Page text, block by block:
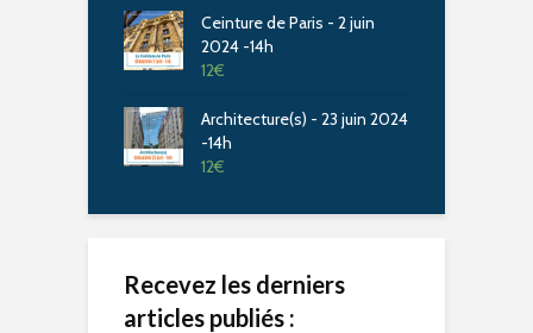
Ceinture de Paris - 2 juin
2024 -14h
12€
Architecture(s) - 23 juin 2024
-14h
12€
Recevez les derniers
articles publiés :